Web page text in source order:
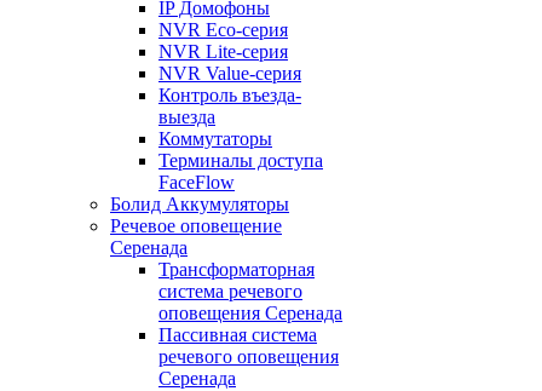
IP Домофоны
NVR Eco-серия
NVR Lite-серия
NVR Value-серия
Контроль въезда-
выезда
Коммутаторы
Терминалы доступа
FaceFlow
Болид Аккумуляторы
Речевое оповещение
Серенада
Трансформаторная
система речевого
оповещения Серенада
Пассивная система
речевого оповещения
Серенада